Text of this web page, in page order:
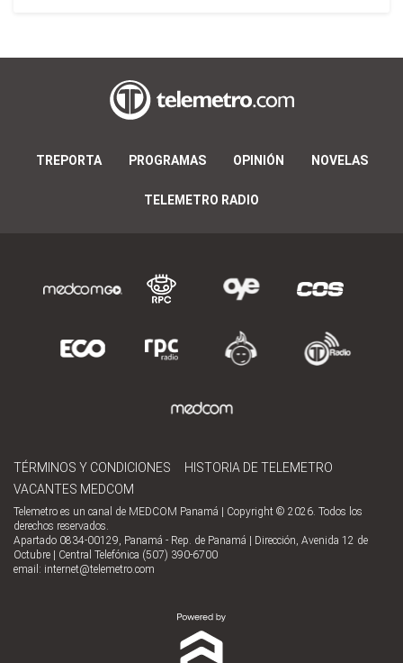
TREPORTA PROGRAMAS OPINIÓN NOVELAS
TELEMETRO RADIO
TÉRMINOS Y CONDICIONES
HISTORIA DE TELEMETRO
VACANTES MEDCOM
Telemetro es un canal de MEDCOM Panamá | Copyright © 2026. Todos los
derechos reservados.
Apartado 0834-00129, Panamá - Rep. de Panamá | Dirección, Avenida 12 de
Octubre | Central Telefónica (507) 390-6700
email: internet@telemetro.com